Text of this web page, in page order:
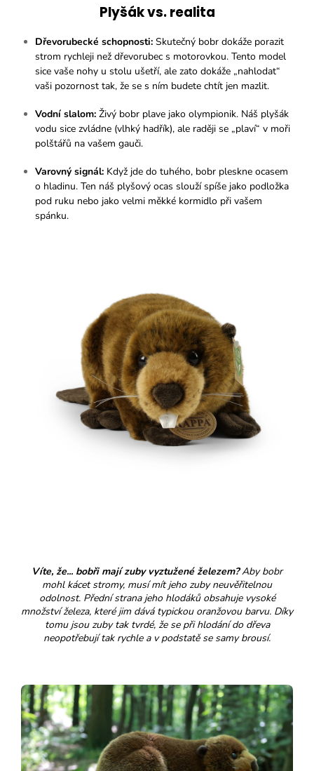
Plyšák vs. realita
Dřevorubecké schopnosti: Skutečný bobr dokáže porazit
strom rychleji než dřevorubec s motorovkou. Tento model
sice vaše nohy u stolu ušetří, ale zato dokáže „nahlodat“
vaši pozornost tak, že se s ním budete chtít jen mazlit.
Vodní slalom: Živý bobr plave jako olympionik. Náš plyšák
vodu sice zvládne (vlhký hadřík), ale raději se „plaví“ v moři
polštářů na vašem gauči.
Varovný signál: Když jde do tuhého, bobr pleskne ocasem
o hladinu. Ten náš plyšový ocas slouží spíše jako podložka
pod ruku nebo jako velmi měkké kormidlo při vašem
spánku.
Víte, že... bobři mají zuby vyztužené železem?Aby bobr
mohl kácet stromy, musí mít jeho zuby neuvěřitelnou
odolnost. Přední strana jeho hlodáků obsahuje vysoké
množství železa, které jim dává typickou oranžovou barvu. Díky
tomu jsou zuby tak tvrdé, že se při hlodání do dřeva
neopotřebují tak rychle a v podstatě se samy brousí.